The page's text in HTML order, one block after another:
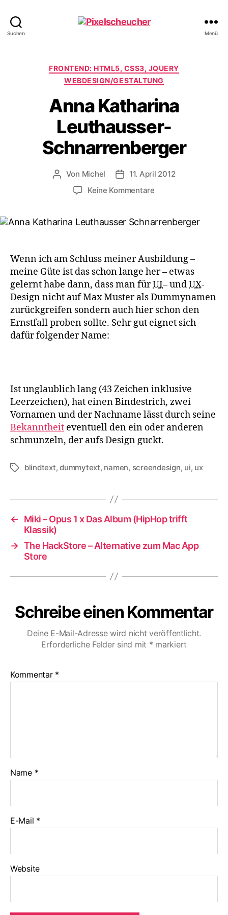
Suchen Menü
Kategorien
FRONTEND: HTML5, CSS3, JQUERY
WEBDESIGN/GESTALTUNG
Anna Katharina
Leuthausser-
Schnarrenberger
Beitragsautor
Von Michel Veröffentlichungsdatum
11. April 2012
Keine Kommentarezu
Leuthausser-
Wenn ich am Schluss meiner Ausbildung –
meine Güte ist das schon lange her – etwas
gelernt habe dann, dass man fürUI– undUX-
Design nicht auf Max Muster als Dummynamen
zurückgreifen sondern auch hier schon den
Ernstfall proben sollte. Sehr gut eignet sich
dafür folgender Name:
Ist unglaublich lang (43 Zeichen inklusive
Leerzeichen), hat einen Bindestrich, zwei
Vornamen und der Nachname lässt durch seine
Bekanntheit eventuell den ein oder anderen
schmunzeln, der aufs Design guckt.
Schlagwörter
blindtext,dummytext, namen, screendesign, ui, ux
←
Miki – Opus 1 x Das Album (HipHop trifft
Klassik)
→ The HackStore – Alternative zum Mac App
Store
Schreibe einen Kommentar
Deine E-Mail-Adresse wird nicht veröffentlicht.
Erforderliche Felder sind mit * markiert
Kommentar *
Name *
E-Mail *
Website